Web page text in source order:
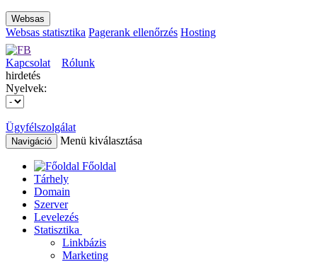
Websas
Websas statisztika Pagerank ellenőrzés Hosting
Kapcsolat
Rólunk
hirdetés
Nyelvek:
Ügyfélszolgálat
Navigáció Menü kiválasztása
Főoldal
Tárhely
Domain
Szerver
Levelezés
Statisztika
Linkbázis
Marketing